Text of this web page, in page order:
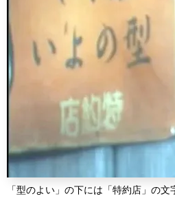
「型のよい」の下には「特約店」の文